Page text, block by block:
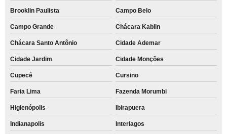
Brooklin Paulista Campo Belo
Campo Grande Chácara Kablin
Chácara Santo Antônio Cidade Ademar
Cidade Jardim Cidade Monções
Cupecê Cursino
Faria Lima Fazenda Morumbi
Higienópolis Ibirapuera
Indianapolis Interlagos